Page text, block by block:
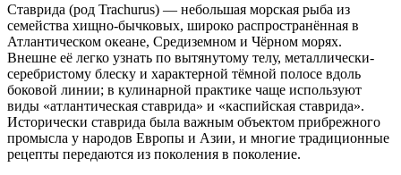
Ставрида (род Trachurus) — небольшая морская рыба из
семейства хищно-бычковых, широко распространённая в
Атлантическом океане, Средиземном и Чёрном морях.
Внешне её легко узнать по вытянутому телу, металлически-
серебристому блеску и характерной тёмной полосе вдоль
боковой линии; в кулинарной практике чаще используют
виды «атлантическая ставрида» и «каспийская ставрида».
Исторически ставрида была важным объектом прибрежного
промысла у народов Европы и Азии, и многие традиционные
рецепты передаются из поколения в поколение.